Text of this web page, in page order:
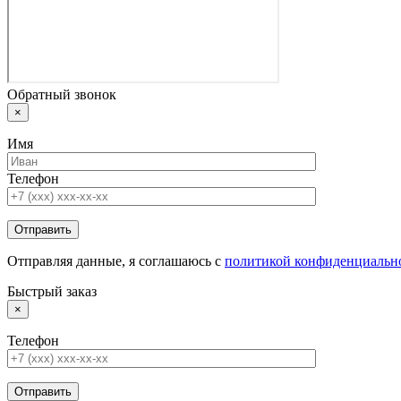
Обратный звонок
×
Имя
Телефон
Отправляя данные, я соглашаюсь с политикой
Быстрый заказ
×
Телефон